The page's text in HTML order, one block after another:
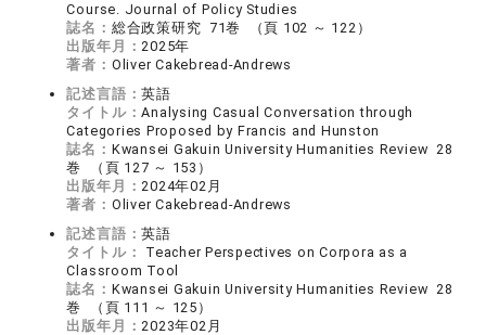
Course. Journal of Policy Studies
誌名： 総合政策研究 71巻 （頁 102 ～ 122）
出版年月：2025年
著者： Oliver Cakebread-Andrews
記述言語：英語
タイトル：Analysing Casual Conversation through
Categories Proposed by Francis and Hunston
誌名： Kwansei Gakuin University Humanities Review 28
巻 （頁 127 ～ 153）
出版年月：2024年02月
著者： Oliver Cakebread-Andrews
記述言語：英語
タイトル：
Teacher Perspectives on Corpora as a
Classroom Tool
誌名： Kwansei Gakuin University Humanities Review 28
巻 （頁 111 ～ 125）
出版年月：2023年02月